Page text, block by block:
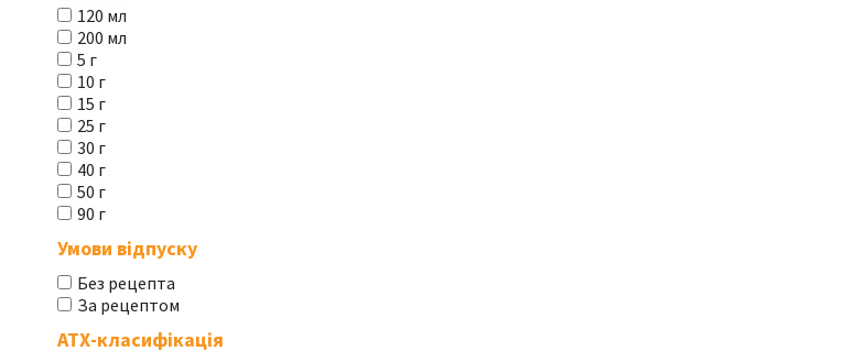
120 мл
200 мл
5 г
10 г
15 г
25 г
30 г
40 г
50 г
90 г
Умови відпуску
Без рецепта
За рецептом
АТХ-класифікація